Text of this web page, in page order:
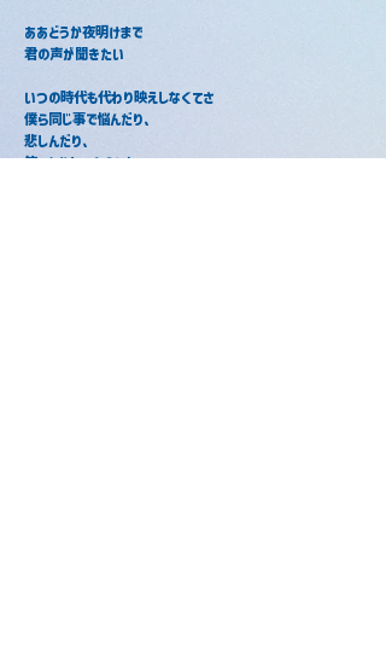
ああどうか夜明けまで
君の声が聞きたい
いつの時代も代わり映えしなくてさ
僕ら同じ事で悩んだり、
悲しんだり、
笑ったりしてんのにな